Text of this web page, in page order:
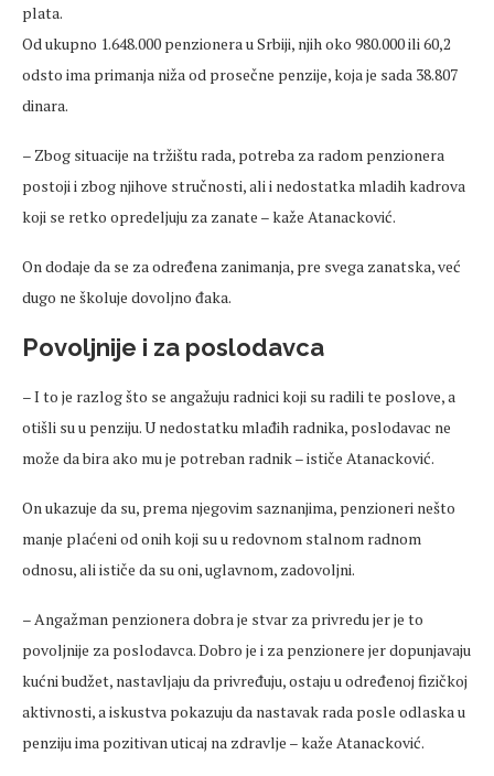
plata.
Od ukupno 1.648.000 penzionera u Srbiji, njih oko 980.000 ili 60,2
odsto ima primanja niža od prosečne penzije, koja je sada 38.807
dinara.
– Zbog situacije na tržištu rada, potreba za radom penzionera
postoji i zbog njihove stručnosti, ali i nedostatka mladih kadrova
koji se retko opredeljuju za zanate – kaže Atanacković.
On dodaje da se za određena zanimanja, pre svega zanatska, već
dugo ne školuje dovoljno đaka.
Povoljnije i za poslodavca
– I to je razlog što se angažuju radnici koji su radili te poslove, a
otišli su u penziju. U nedostatku mlađih radnika, poslodavac ne
može da bira ako mu je potreban radnik – ističe Atanacković.
On ukazuje da su, prema njegovim saznanjima, penzioneri nešto
manje plaćeni od onih koji su u redovnom stalnom radnom
odnosu, ali ističe da su oni, uglavnom, zadovoljni.
– Angažman penzionera dobra je stvar za privredu jer je to
povoljnije za poslodavca. Dobro je i za penzionere jer dopunjavaju
kućni budžet, nastavljaju da privređuju, ostaju u određenoj fizičkoj
aktivnosti, a iskustva pokazuju da nastavak rada posle odlaska u
penziju ima pozitivan uticaj na zdravlje – kaže Atanacković.